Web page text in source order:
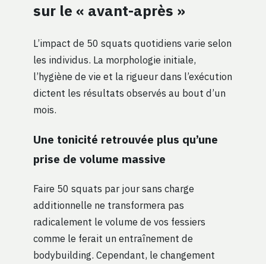
sur le « avant-après »
L’impact de 50 squats quotidiens varie selon
les individus. La morphologie initiale,
l’hygiène de vie et la rigueur dans l’exécution
dictent les résultats observés au bout d’un
mois.
Une tonicité retrouvée plus qu’une
prise de volume massive
Faire 50 squats par jour sans charge
additionnelle ne transformera pas
radicalement le volume de vos fessiers
comme le ferait un entraînement de
bodybuilding. Cependant, le changement